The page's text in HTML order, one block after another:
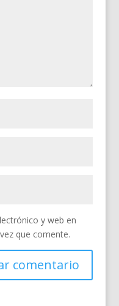
y web en
que comente.